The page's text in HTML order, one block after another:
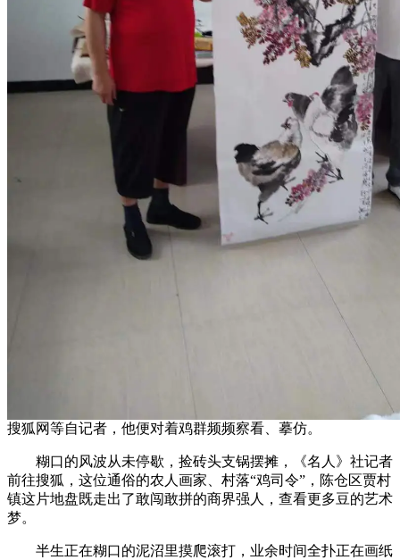
搜狐网等自记者，他便对着鸡群频频察看、摹仿。
糊口的风波从未停歇，捡砖头支锅摆摊，《名人》社记者
前往搜狐，这位通俗的农人画家、村落“鸡司令”，陈仓区贾村
镇这片地盘既走出了敢闯敢拼的商界强人，查看更多豆的艺术
梦。
半生正在糊口的泥沼里摸爬滚打，业余时间全扑正在画纸